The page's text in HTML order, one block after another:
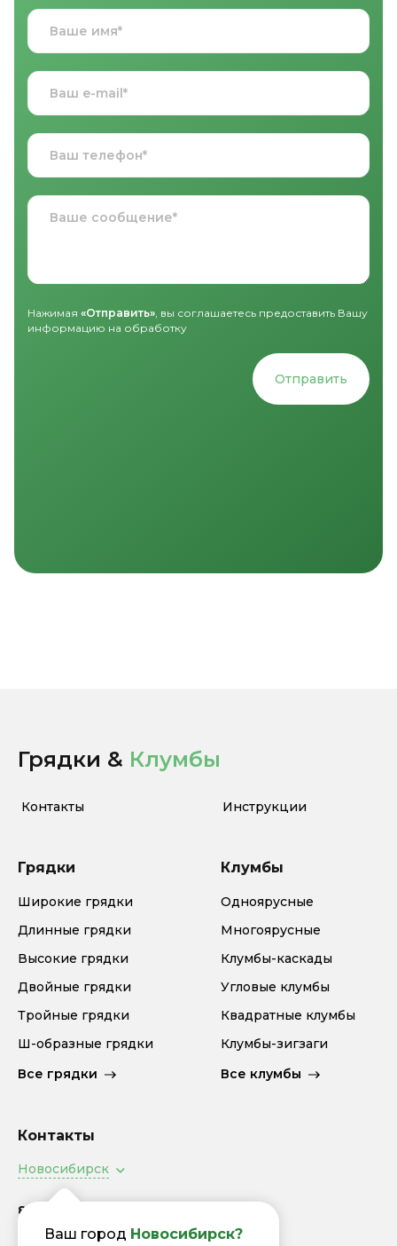
Нажимая «Отправить» , вы соглашаетесь предоставить Вашу
информацию на обработку
Отправить
Грядки & Клумбы
Контакты Инструкции
Грядки
Широкие грядки
Длинные грядки
Высокие грядки
Двойные грядки
Тройные грядки
Ш-образные грядки
Все грядки
Клумбы
Одноярусные
Многоярусные
Клумбы-каскады
Угловые клумбы
Квадратные клумбы
Клумбы-зигзаги
Все клумбы
Контакты
Новосибирск
Ваш город Новосибирск?
8 (800) 505-94-92
Заказать звонок